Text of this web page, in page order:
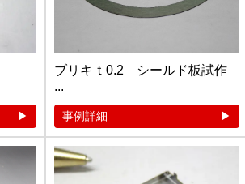
ブリキｔ0.2 シールド板試作
...
事例詳細